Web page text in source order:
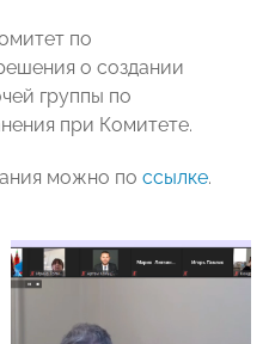
по
о создании
группы по
при Комитете.
можно по ссылке.